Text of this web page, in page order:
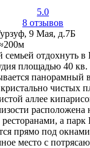
5.0
8 отзывов
9 Мая, д.7Б
семьей отдохнуть
площадью 40
панорамный
чистых
аллее
расположена
а
прямо под
место с